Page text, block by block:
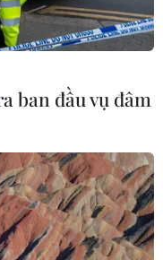
về bản quyền đối
ban đầu vụ đâm